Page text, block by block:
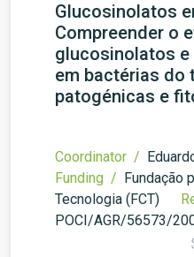
Glucosinolatos
Compreender o
glucosinolatos
em bactérias do
patogénicas e
Coordinator /
Funding / Fundação
Tecnologia (FCT)
POCI/AGR/56573/